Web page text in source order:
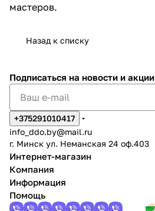
мастеров.
Назад к списку
Подписаться на новости и акции
+375291010417
info_ddo.by@mail.ru
г. Минск ул. Неманская 24 оф.403
Интернет-магазин
Компания
Информация
Помощь